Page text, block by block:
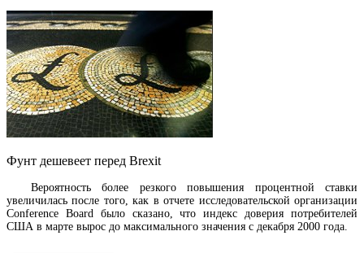
Фунт дешевеет перед Brexit
Вероятность более резкого повышения процентной ставки
увеличилась после того, как в отчете исследовательской организации
Conference Board было сказано, чтоиндекс доверия потребителей
США в марте вырос до максимального значения с декабря 2000 года.